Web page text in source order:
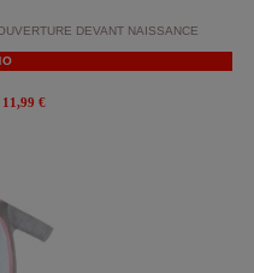
DEVANT NAISSANCE
11,99 €